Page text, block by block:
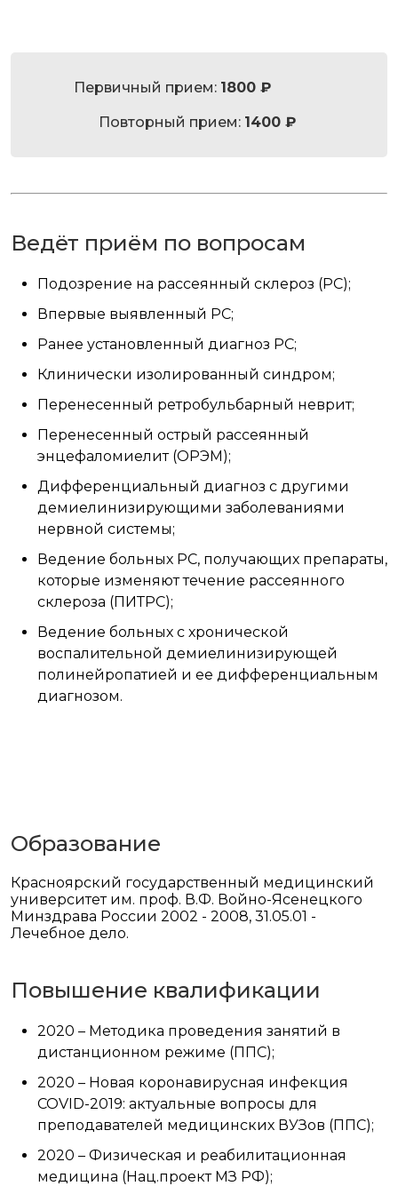
Первичный прием: 1800 ₽
Повторный прием: 1400 ₽
Ведёт приём по вопросам
Подозрение​ на рассеянный склероз (РС);
Впервые выявленный РС;
Ранее установленный диагноз РС;
Клинически изолированный синдром;
Перенесенный ретробульбарный неврит;
Перенесенный острый рассеянный
энцефаломиелит (ОРЭМ);
Дифференциальный диагноз с другими
демиелинизирующими заболеваниями
нервной системы;
Ведение больных РС, получающих препараты,
которые изменяют течение рассеянного
склероза (ПИТРС);
Ведение больных с хронической
воспалительной демиелинизирующей
полинейропатией и ее дифференциальным
диагнозом.
Образование
Красноярский государственный медицинский
университет им. проф. В.Ф. Войно-Ясенецкого
Минздрава России 2002 - 2008, 31.05.01 -
Лечебное дело.
Повышение квалификации
2020 – Методика проведения занятий в
дистанционном режиме (ППС);
2020 – Новая коронавирусная инфекция
COVID-2019: актуальные вопросы для
преподавателей медицинских ВУЗов (ППС);
2020 – Физическая и реабилитационная
медицина (Нац.проект МЗ РФ);